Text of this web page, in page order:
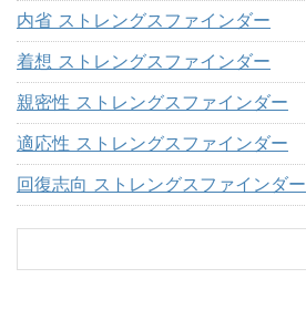
内省 ストレングスファインダー
着想 ストレングスファインダー
親密性 ストレングスファインダー
適応性 ストレングスファインダー
回復志向 ストレングスファインダー